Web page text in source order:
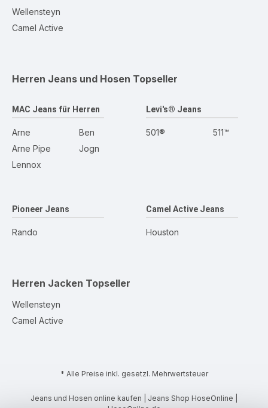
Wellensteyn
Camel Active
Herren Jeans und Hosen Topseller
MAC Jeans für Herren
Arne
Arne Pipe
Lennox
Ben
Jogn
Levi's® Jeans
501® 511™
Pioneer Jeans
Rando
Camel Active Jeans
Houston
Herren Jacken Topseller
Wellensteyn
Camel Active
* Alle Preise inkl. gesetzl. Mehrwertsteuer
Jeans und Hosen online kaufen | Jeans Shop HoseOnline |